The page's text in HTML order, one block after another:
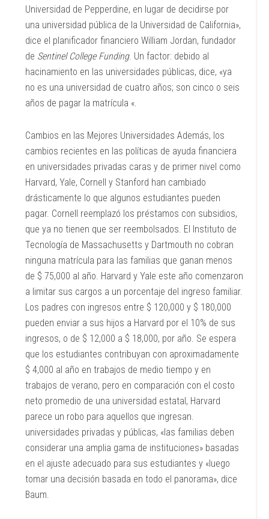
Universidad de Pepperdine, en lugar de decidirse por
una universidad pública de la Universidad de California»,
dice el planificador financiero William Jordan, fundador
de Sentinel College Funding. Un factor: debido al
hacinamiento en las universidades públicas, dice, «ya
no es una universidad de cuatro años; son cinco o seis
años de pagar la matrícula «.
Cambios en las Mejores Universidades Además, los
cambios recientes en las políticas de ayuda financiera
en universidades privadas caras y de primer nivel como
Harvard, Yale, Cornell y Stanford han cambiado
drásticamente lo que algunos estudiantes pueden
pagar. Cornell reemplazó los préstamos con subsidios,
que ya no tienen que ser reembolsados. El Instituto de
Tecnología de Massachusetts y Dartmouth no cobran
ninguna matrícula para las familias que ganan menos
de $ 75,000 al año. Harvard y Yale este año comenzaron
a limitar sus cargos a un porcentaje del ingreso familiar.
Los padres con ingresos entre $ 120,000 y $ 180,000
pueden enviar a sus hijos a Harvard por el 10% de sus
ingresos, o de $ 12,000 a $ 18,000, por año. Se espera
que los estudiantes contribuyan con aproximadamente
$ 4,000 al año en trabajos de medio tiempo y en
trabajos de verano, pero en comparación con el costo
neto promedio de una universidad estatal, Harvard
parece un robo para aquellos que ingresan.
universidades privadas y públicas, «las familias deben
considerar una amplia gama de instituciones» basadas
en el ajuste adecuado para sus estudiantes y «luego
tomar una decisión basada en todo el panorama», dice
Baum.